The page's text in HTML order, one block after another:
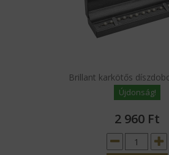
Brillant karkötős
Újdonság!
2 960 Ft